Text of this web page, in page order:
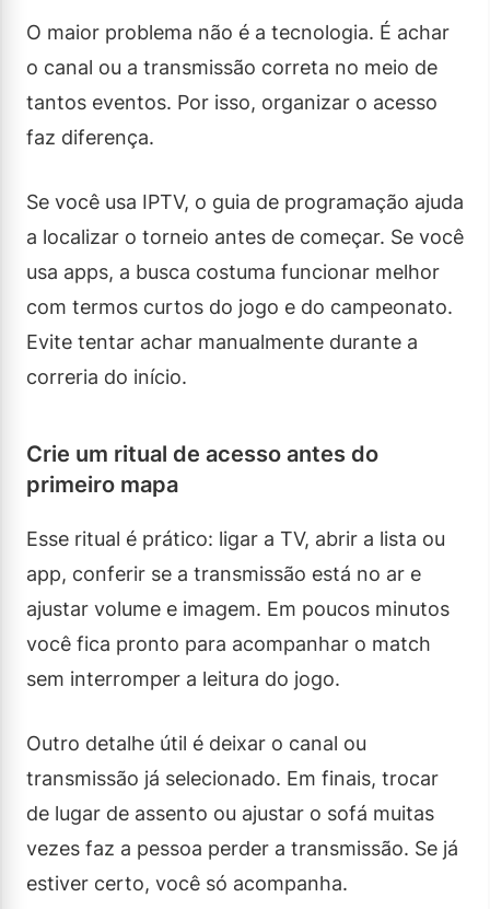
O maior problema não é a tecnologia. É achar
o canal ou a transmissão correta no meio de
tantos eventos. Por isso, organizar o acesso
faz diferença.
Se você usa IPTV, o guia de programação ajuda
a localizar o torneio antes de começar. Se você
usa apps, a busca costuma funcionar melhor
com termos curtos do jogo e do campeonato.
Evite tentar achar manualmente durante a
correria do início.
Crie um ritual de acesso antes do
primeiro mapa
Esse ritual é prático: ligar a TV, abrir a lista ou
app, conferir se a transmissão está no ar e
ajustar volume e imagem. Em poucos minutos
você fica pronto para acompanhar o match
sem interromper a leitura do jogo.
Outro detalhe útil é deixar o canal ou
transmissão já selecionado. Em finais, trocar
de lugar de assento ou ajustar o sofá muitas
vezes faz a pessoa perder a transmissão. Se já
estiver certo, você só acompanha.